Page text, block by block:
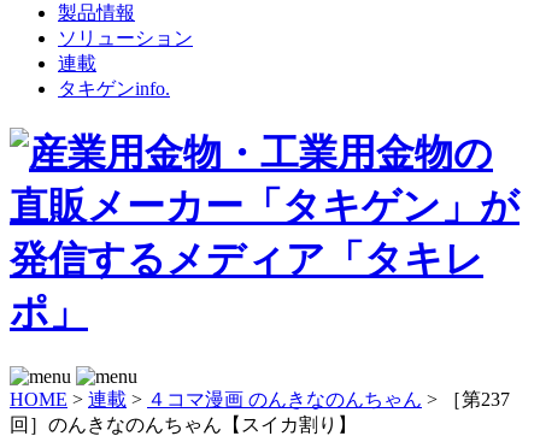
製品情報
ソリューション
連載
タキゲンinfo.
HOME > 連載 > ４コマ漫画 のんきなのんちゃん > ［第237
回］のんきなのんちゃん【スイカ割り】